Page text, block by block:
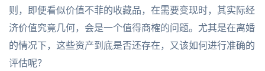
则，即便看似价值不菲的收藏品，在需要变现时，其实际经
济价值究竟几何，会是一个值得商榷的问题。尤其是在离婚
的情况下，这些资产到底是否还存在，又该如何进行准确的
评估呢？